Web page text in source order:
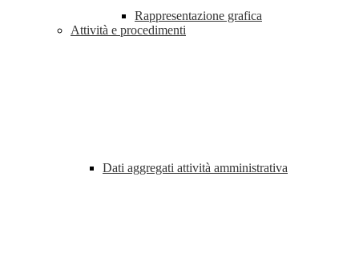
Rappresentazione grafica
Attività e procedimenti
Dati aggregati attività amministrativa